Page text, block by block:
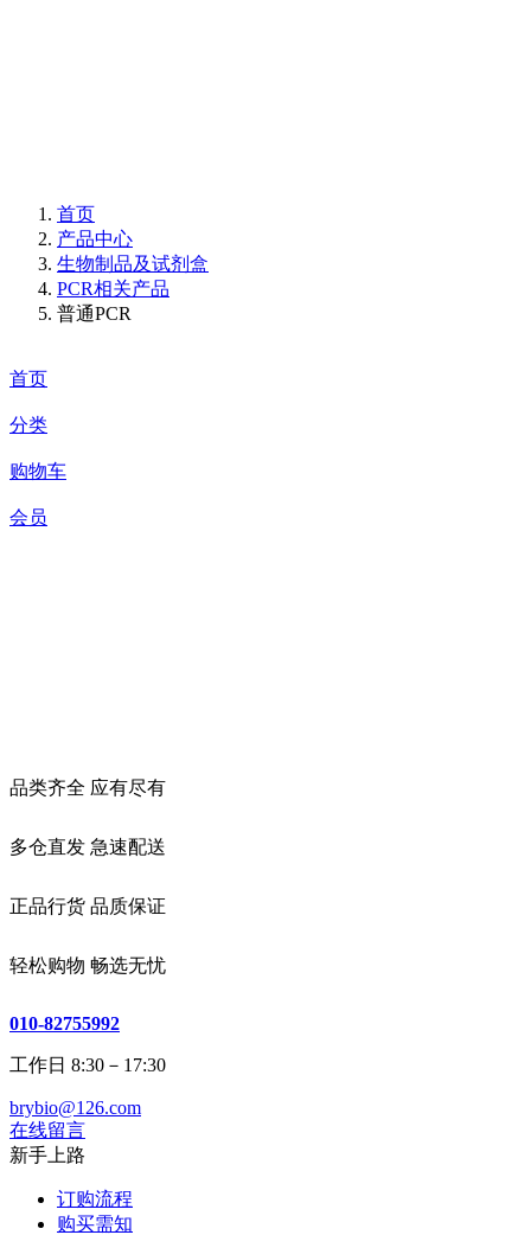
首页
产品中心
生物制品及试剂盒
PCR相关产品
普通PCR
首页
分类
购物车
会员
品类齐全 应有尽有
多仓直发 急速配送
正品行货 品质保证
轻松购物 畅选无忧
010-82755992
工作日 8:30－17:30
brybio@126.com
在线留言
新手上路
订购流程
购买需知